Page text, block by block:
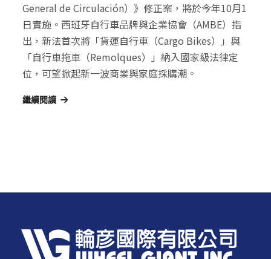
General de Circulación）》修正案，將於今年10月1
日實施。西班牙自行車品牌與企業協會（AMBE）指
出，新法首次將「貨運自行車（Cargo Bikes）」與
「自行車拖車（Remolques）」納入國家級法律定
位，可望掀起新一波商業與家庭採購潮。
繼續閱讀